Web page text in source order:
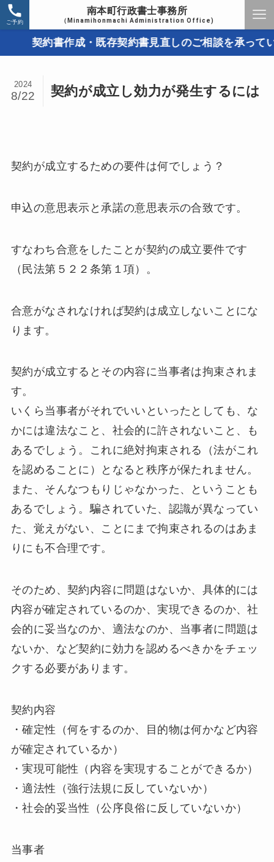
南本町行政書士事務所
（Minamihonmachi Administration Office)
ご予約
契約書作成・既存契約書見直しのご相談を承ってい
契約が成立し効力が発生するには
2024
8/22
契約が成立するための要件は何でしょう？
申込の意思表示と承諾の意思表示の合致です。
すなわち合意をしたことが契約の成立要件です
（民法第５２２条第１項）。
合意がなされなければ契約は成立しないことにな
ります。
契約が成立するとその内容に当事者は拘束されま
す。
いくら当事者がそれでいいといったとしても、な
かには違法なこと、社会的に許されないこと、も
あるでしょう。これに絶対拘束される（法がこれ
を認めることに）となると秩序が保たれません。
また、そんなつもりじゃなかった、ということも
あるでしょう。騙されていた、認識が異なってい
た、覚えがない、ことにまで拘束されるのはあま
りにも不合理です。
そのため、契約内容に問題はないか、具体的には
内容が確定されているのか、実現できるのか、社
会的に妥当なのか、適法なのか、当事者に問題は
ないか、など契約に効力を認めるべきかをチェッ
クする必要があります。
契約内容
・確定性（何をするのか、目的物は何かなど内容
が確定されているか）
・実現可能性（内容を実現することができるか）
・適法性（強行法規に反していないか）
・社会的妥当性（公序良俗に反していないか）
当事者